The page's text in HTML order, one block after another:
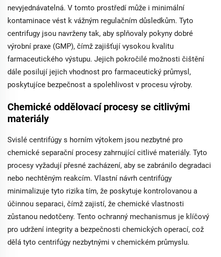
nevyjednávatelná. V tomto prostředí může i minimální
kontaminace vést k vážným regulačním důsledkům. Tyto
centrifugy jsou navrženy tak, aby splňovaly pokyny dobré
výrobní praxe (GMP), čímž zajišťují vysokou kvalitu
farmaceutického výstupu. Jejich pokročilé možnosti čištění
dále posilují jejich vhodnost pro farmaceutický průmysl,
poskytujíce bezpečnost a spolehlivost v procesu výroby.
Chemické oddělovací procesy se citlivými
materiály
Svislé centrifúgy s horním výtokem jsou nezbytné pro
chemické separační procesy zahrnující citlivé materiály. Tyto
procesy vyžadují přesné zacházení, aby se zabránilo degradaci
nebo nechtěným reakcím. Vlastní návrh centrifúgy
minimalizuje tyto rizika tím, že poskytuje kontrolovanou a
účinnou separaci, čímž zajistí, že chemické vlastnosti
zůstanou nedotčeny. Tento ochranný mechanismus je klíčový
pro udržení integrity a bezpečnosti chemických operací, což
dělá tyto centrifúgy nezbytnými v chemickém průmyslu.